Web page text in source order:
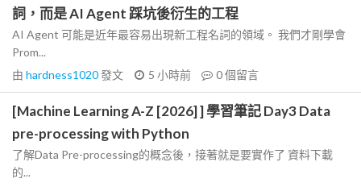
詞，而是 AI Agent 踩坑後衍生的工程
AI Agent 可能是近年最容易出現新工程名詞的領域。 我們才剛學會
Prom...
由 hardness1020發文 5 小時前 0個留言
[Machine Learning A-Z [2026] ] 學習筆記 Day3 Data
pre-processing with Python
了解Data Pre-processing的概念後，接著就是要實作了 資料下載
的...